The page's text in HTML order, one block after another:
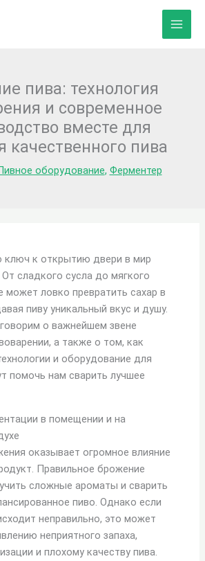
пива: технология
и современное
вместе для
качественного пива
оборудование, Ферментер
ключ к открытию двери в мир
От сладкого сусла до мягкого
может ловко превратить сахар в
пиву уникальный вкус и душу.
о важнейшем звене
а также о том, как
и оборудование для
помочь нам сварить лучшее
в помещении и на
оказывает огромное влияние
Правильное брожение
сложные ароматы и сварить
пиво. Однако если
неправильно, это может
неприятного запаха,
и плохому качеству пива.